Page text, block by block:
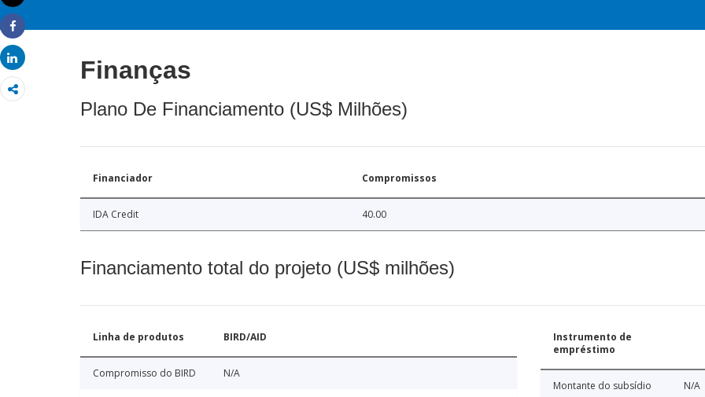
Imprimir
Share
Share
Finanças
Plano De Financiamento (US$ Milhões)
Financiador Compromissos
IDA Credit 40.00
Financiamento total do projeto (US$ milhões)
Linha de produtos BIRD/AID
Compromisso do BIRD N/A
Instrumento de
empréstimo
Montante do subsídio N/A